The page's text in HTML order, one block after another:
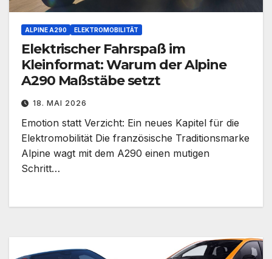
ALPINE A290 ELEKTROMOBILITÄT
Elektrischer Fahrspaß im
Kleinformat: Warum der Alpine
A290 Maßstäbe setzt
18. MAI 2026
Emotion statt Verzicht: Ein neues Kapitel für die
Elektromobilität Die französische Traditionsmarke
Alpine wagt mit dem A290 einen mutigen
Schritt…